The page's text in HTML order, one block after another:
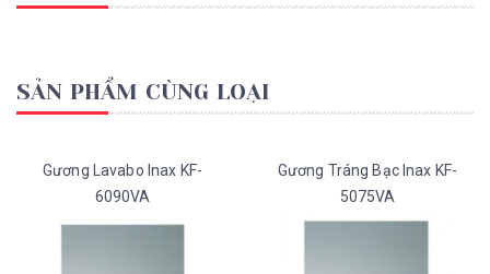
SẢN PHẨM CÙNG LOẠI
Gương Lavabo Inax KF-
6090VA
Gương Tráng Bạc Inax KF-
5075VA